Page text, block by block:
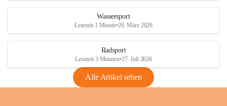
Anhang VBl. EU Nr. 18
1 Seite•1,4 MB
VBl. EU Nr. 18_2026
Wassersport
Lesezeit 1 Minute•26. März 2026
Radsport
Lesezeit 3 Minuten•27. Juli 2026
Alle Artikel sehen